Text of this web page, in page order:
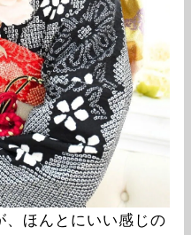
ほんとにいい感じの